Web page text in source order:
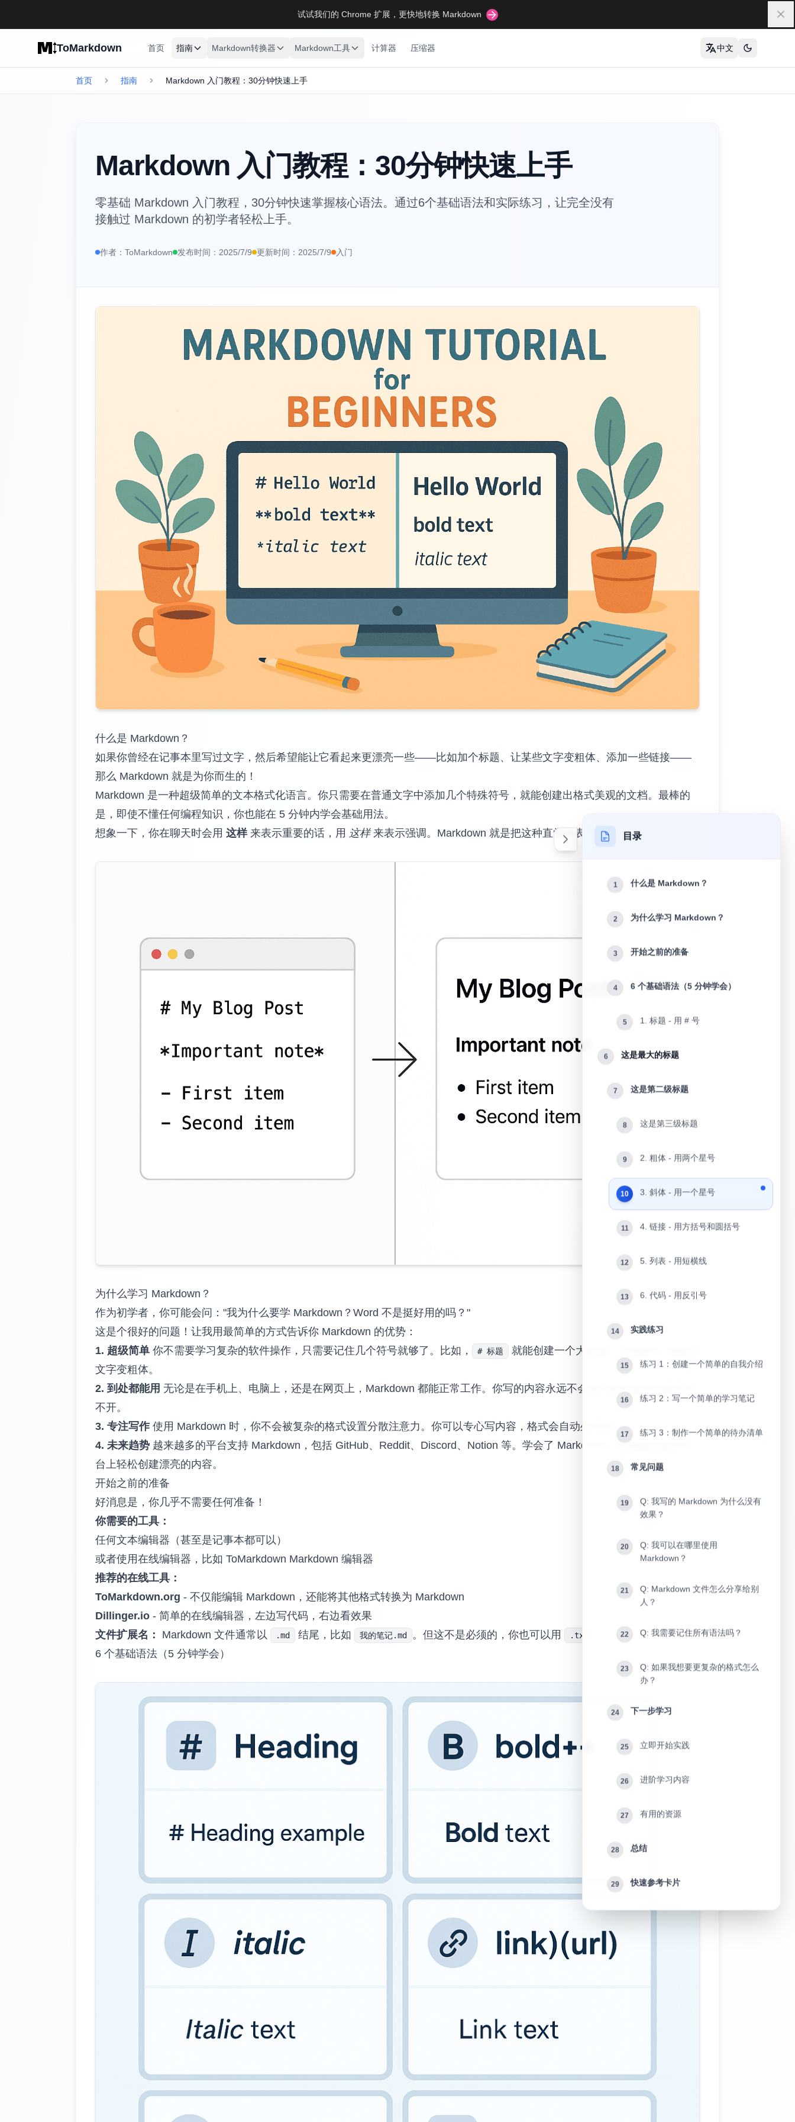
试试我们的 Chrome 扩展，更快地转换 Markdown 关
ToMarkdown 首页 指南 Markdown转换器 Markdown工具 计算器 压缩器 中文
首页 指南 Markdown 入门教程：30分钟快速上手
Markdown 入门教程：30分钟快速上手
零基础 Markdown 入门教程，30分钟快速掌握核心语法。通过6个基础语法和实际练习，让完全没有
接触过 Markdown 的初学者轻松上手。
作者： ToMarkdown 发布时间： 2025/7/9 更新时间： 2025/7/9 入门
什么是 Markdown？
如果你曾经在记事本里写过文字，然后希望能让它看起来更漂亮一些——比如加个标题、让某些文字变粗体、添加一些链接——
那么 Markdown 就是为你而生的！
Markdown 是一种超级简单的文本格式化语言。你只需要在普通文字中添加几个特殊符号，就能创建出格式美观的文档。最棒的
是，即使不懂任何编程知识，你也能在 5 分钟内学会基础用法。
想象一下，你在聊天时会用 这样来表示重要的话，用 这样来表示强调。Markdown 就是把这种直觉的表达方式标准化了。
为什么学习 Markdown？
作为初学者，你可能会问："我为什么要学 Markdown？Word 不是挺好用的吗？"
这是个很好的问题！让我用最简单的方式告诉你 Markdown 的优势：
1. 超级简单 你不需要学习复杂的软件操作，只需要记住几个符号就够了。比如， # 标题 就能创建一个大标题，
文字变粗体。
2. 到处都能用 无论是在手机上、电脑上，还是在网页上，Markdown 都能正常工作。你写的内容永远不会因为软件版本问题而打
不开。
3. 专注写作使用 Markdown 时，你不会被复杂的格式设置分散注意力。你可以专心写内容，格式会自动处理好。
4. 未来趋势 越来越多的平台支持 Markdown，包括 GitHub、Reddit、Discord、Notion 等。学会了 Markdown，你就能在这些平
台上轻松创建漂亮的内容。
开始之前的准备
好消息是，你几乎不需要任何准备！
你需要的工具：
任何文本编辑器（甚至是记事本都可以）
或者使用在线编辑器，比如 ToMarkdown Markdown 编辑器
推荐的在线工具：
ToMarkdown.org - 不仅能编辑 Markdown，还能将其他格式转换为 Markdown
Dillinger.io - 简单的在线编辑器，左边写代码，右边看效果
文件扩展名：
Markdown 文件通常以 .md 结尾，比如 我的笔记.md 。但这不是必须的，你也可以用 .txt
6 个基础语法（5 分钟学会）
目录
1 什么是 Markdown？
2 为什么学习 Markdown？
3 开始之前的准备
4 6 个基础语法（5 分钟学会）
5 1. 标题 - 用 # 号
6 这是最大的标题
7 这是第二级标题
8 这是第三级标题
9 2. 粗体 - 用两个星号
10 3. 斜体 - 用一个星号
11 4. 链接 - 用方括号和圆括号
12 5. 列表 - 用短横线
13 6. 代码 - 用反引号
14 实践练习
15 练习 1：创建一个简单的自我介绍
16 练习 2：写一个简单的学习笔记
17 练习 3：制作一个简单的待办清单
18 常见问题
19
Q: 我写的 Markdown 为什么没有
效果？
20
Q: 我可以在哪里使用
Markdown？
21
Q: Markdown 文件怎么分享给别
人？
22 Q: 我需要记住所有语法吗？
23
Q: 如果我想要更复杂的格式怎么
办？
24 下一步学习
25 立即开始实践
26 进阶学习内容
27 有用的资源
28 总结
29 快速参考卡片